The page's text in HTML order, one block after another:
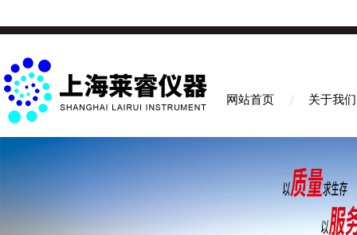
网站首页 关于我们